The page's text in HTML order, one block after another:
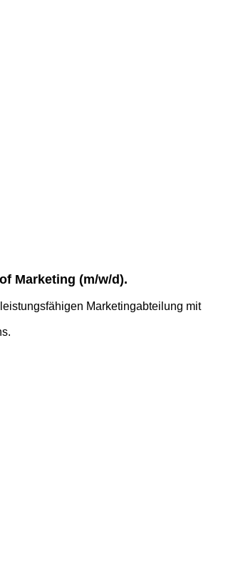
Marketing (m/w/d).
Marketingabteilung mit